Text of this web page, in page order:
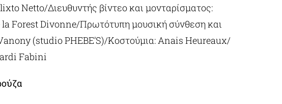
Netto/Διευθυντής βίντεο και μονταρίσματος:
Forest Divonne/Πρωτότυπη μουσική σύνθεση και
(studio PHEBE’S)/Κοστούμια: Anais Heureaux/
Fabini